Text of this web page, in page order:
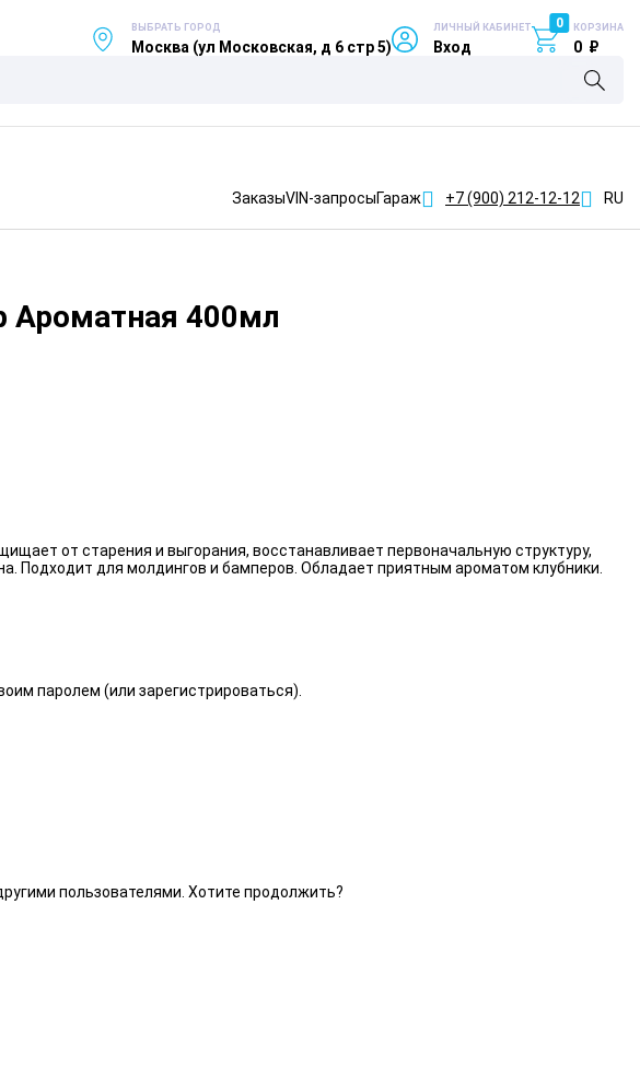
ВЫБРАТЬ ГОРОД
Москва (ул Московская, д 6 стр 5)
ЛИЧНЫЙ КАБИНЕТ
Вход
0 КОРЗИНА
0 ₽
ЗаказыVIN-запросыГараж +7 (900) 212-12-12 RU
Ароматная 400мл
от старения и выгорания, восстанавливает первоначальную структуру,
Подходит для молдингов и бамперов. Обладает приятным ароматом клубники.
паролем (или зарегистрироваться).
пользователями. Хотите продолжить?